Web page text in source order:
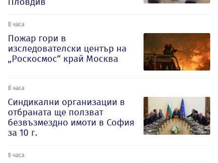
8 часа
Пожар гори в
изследователски център на
„Роскосмос“ край Москва
8 часа
Синдикални организации в
отбраната ще ползват
безвъзмездно имоти в София
за 10 г.
8 часа